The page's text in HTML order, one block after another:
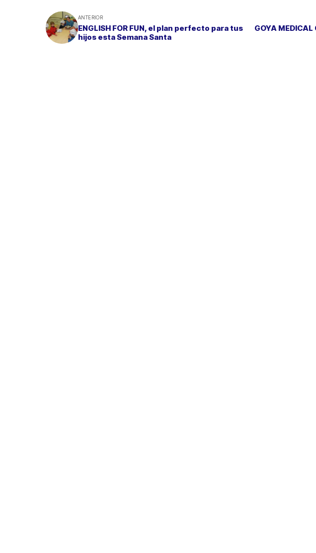
ANTERIOR
ENGLISH FOR FUN, el plan perfecto para tus
hijos esta Semana Santa
GOYA